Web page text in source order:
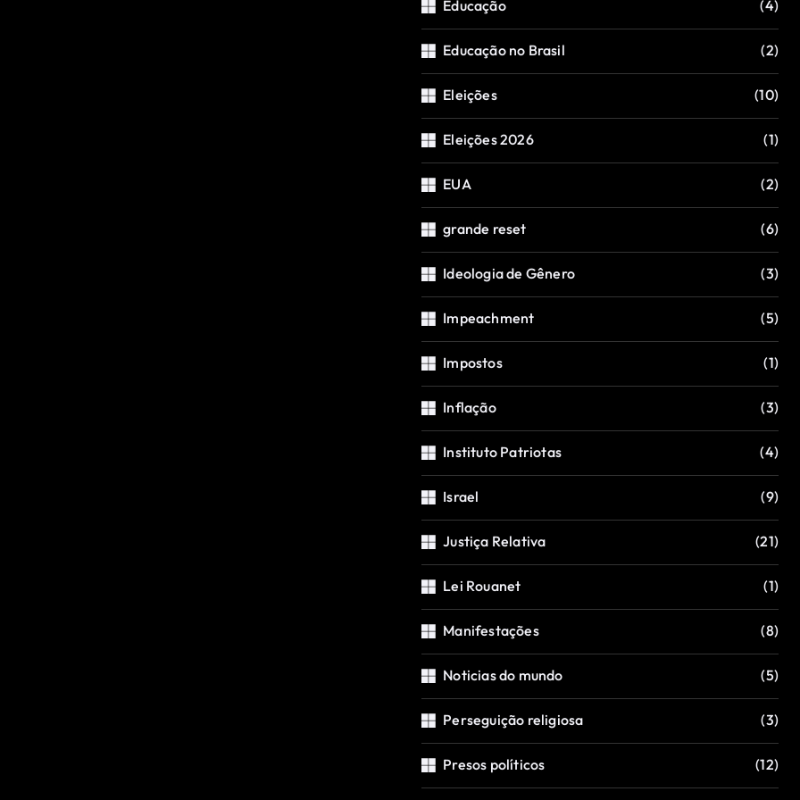
Educação (4)
Educação no Brasil (2)
Eleições (10)
Eleições 2026 (1)
EUA (2)
grande reset (6)
Ideologia de Gênero (3)
Impeachment (5)
Impostos (1)
Inflação (3)
Instituto Patriotas (4)
Israel (9)
Justiça Relativa (21)
Lei Rouanet (1)
Manifestações (8)
Noticias do mundo (5)
Perseguição religiosa (3)
Presos políticos (12)